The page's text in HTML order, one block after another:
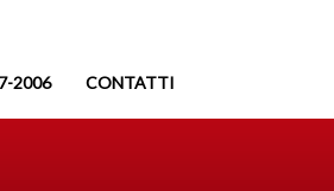
2006 CONTATTI